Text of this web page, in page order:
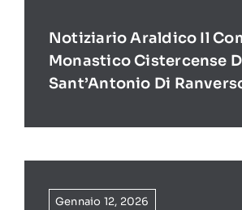
Notiziario Araldico Il
Monastico Cistercense
Sant’Antonio Di
Gennaio 12, 2026